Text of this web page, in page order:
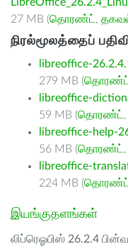
27 MB (தொரண்ட் ,
நிரல்மூலத்தைப்
libreoffice-
279 MB (தொரண்ட்
libreoffice-
59 MB (தொரண்ட் ,
libreoffice-help-
56 MB (தொரண்ட் ,
libreoffice-
224 MB (தொரண்ட்
இயங்குதளங்கள்
லிப்ரெஓபிஸ் 26.2.4